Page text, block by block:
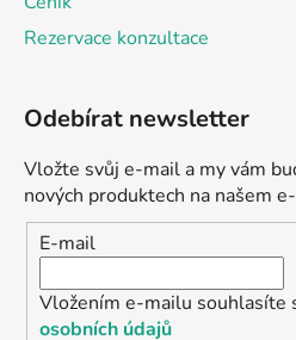
Rezervace konzultace
Odebírat newsletter
Vložte svůj e-mail a my vám
nových produktech na našem
E-mail
Vložením e-mailu souhlasíte
osobních údajů